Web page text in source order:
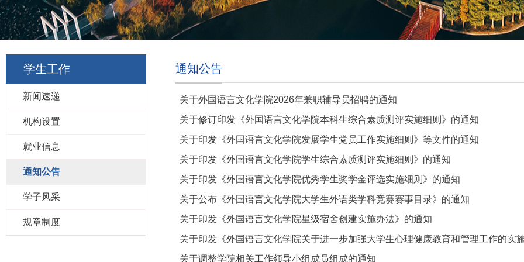
学生工作
新闻速递
机构设置
就业信息
通知公告
学子风采
规章制度
通知公告
关于外国语言文化学院2026年兼职辅导员招聘的通知
关于修订印发《外国语言文化学院本科生综合素质测评实施细则》的通知
关于印发《外国语言文化学院发展学生党员工作实施细则》等文件的通知
关于印发《外国语言文化学院学生综合素质测评实施细则》的通知
关于印发《外国语言文化学院优秀学生奖学金评选实施细则》的通知
关于公布《外国语言文化学院大学生外语类学科竞赛赛事目录》的通知
关于印发《外国语言文化学院星级宿舍创建实施办法》的通知
关于印发《外国语言文化学院关于进一步加强大学生心理健康教育和管理工作的实
关于调整学院相关工作领导小组成员组成的通知